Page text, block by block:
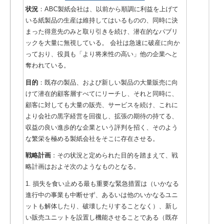
状況 ：ABC製紙会社は、以前から順調に利益を上げて
いる紙製品の生産は維持してはいるものの、同時に決
まった得意先のみと取り引きを続け、潜在的なパブリ
ックを大量に無視している。
会社は急速に破産に向か
っており、役員も「より将来性の高い」他の企業へと
奪われている。
目的 ：既存の製品、および新しい製品の大量販売に向
けて潜在的顧客層すべてにリーチし、それと同時に、
顧客に対しても大量の販売、サービスを続け、これに
より会社の黒字経営を回復し、拡張の期待の持てる、
収益の良い進歩的な企業という評判を招く、そのよう
な繁栄を極める製紙会社をそこに存在させる。
戦略計画 ：その状況と定められた目的を踏まえて、戦
略計画はおよそ次のようなものとなる。
1. 損失を食い止める最も重要な緊急措置は（いかなる
進行中の事業も中断せず、あるいは他のいかなるユニ
ットも解体したり、破壊したりすることなく）、新し
い販売ユニットを設置し機能させることである（既存